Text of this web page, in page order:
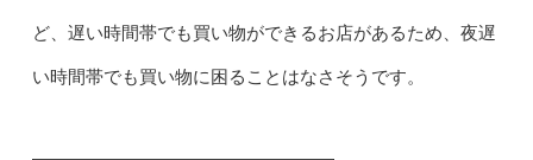
ど、遅い時間帯でも買い物ができるお店があるため、夜遅
い時間帯でも買い物に困ることはなさそうです。